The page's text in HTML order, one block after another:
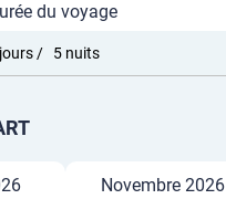
du voyage
Novembre 2026